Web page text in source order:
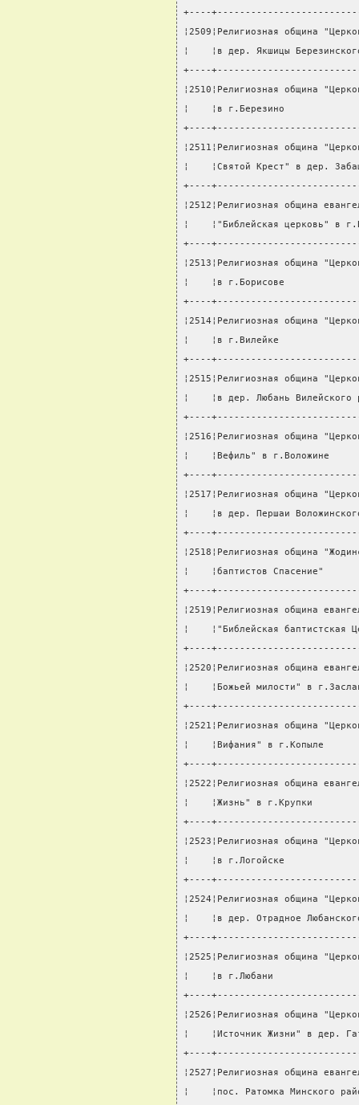
+----
¦2509¦Религиозная община
¦    ¦в дер. Якшицы
+----
¦2510¦Религиозная община
¦    ¦в г.Березино
+----
¦2511¦Религиозная община
¦    ¦Святой Крест" в дер.
+----
¦2512¦Религиозная община
¦    ¦"Библейская
+----
¦2513¦Религиозная община
¦    ¦в г.Борисове
+----
¦2514¦Религиозная община
¦    ¦в г.Вилейке
+----
¦2515¦Религиозная община
¦    ¦в дер. Любань
+----
¦2516¦Религиозная община
¦    ¦Вефиль" в
+----
¦2517¦Религиозная община
¦    ¦в дер. Першаи
+----
¦2518¦Религиозная община
¦    ¦баптистов
+----
¦2519¦Религиозная община
¦    ¦"Библейская
+----
¦2520¦Религиозная община
¦    ¦Божьей милости" в
+----
¦2521¦Религиозная община
¦    ¦Вифания" в
+----
¦2522¦Религиозная община
¦    ¦Жизнь" в
+----
¦2523¦Религиозная община
¦    ¦в г.Логойске
+----
¦2524¦Религиозная община
¦    ¦в дер. Отрадное
+----
¦2525¦Религиозная община
¦    ¦в г.Любани
+----
¦2526¦Религиозная община
¦    ¦Источник Жизни" в дер.
+----
¦2527¦Религиозная община
¦    ¦пос. Ратомка